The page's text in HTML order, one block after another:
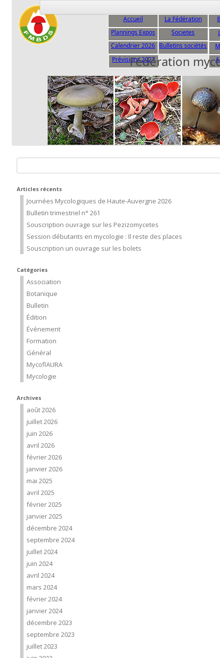
Accueil La Fédération
Plannings Expos Societes
Calendrier 2026
Prévisions 2027
Bulletins sociétés
Fédération
Articles récents
Journées Mycologiques de Haute-Auvergne 2026
Bulletin trimestriel n° 261
Souscription ouvrage sur les Pezizomycetes
Session débutants en mycologie : Il reste des places
Souscription un ouvrage sur les bolets
Catégories
Association
Botanique
Bulletin
Édition
Événement
Formation
Général
MycoflAURA
Mycologie
Archives
août 2026
juillet 2026
juin 2026
avril 2026
février 2026
janvier 2026
mai 2025
avril 2025
février 2025
janvier 2025
décembre 2024
septembre 2024
juillet 2024
juin 2024
avril 2024
mars 2024
février 2024
janvier 2024
décembre 2023
septembre 2023
juillet 2023